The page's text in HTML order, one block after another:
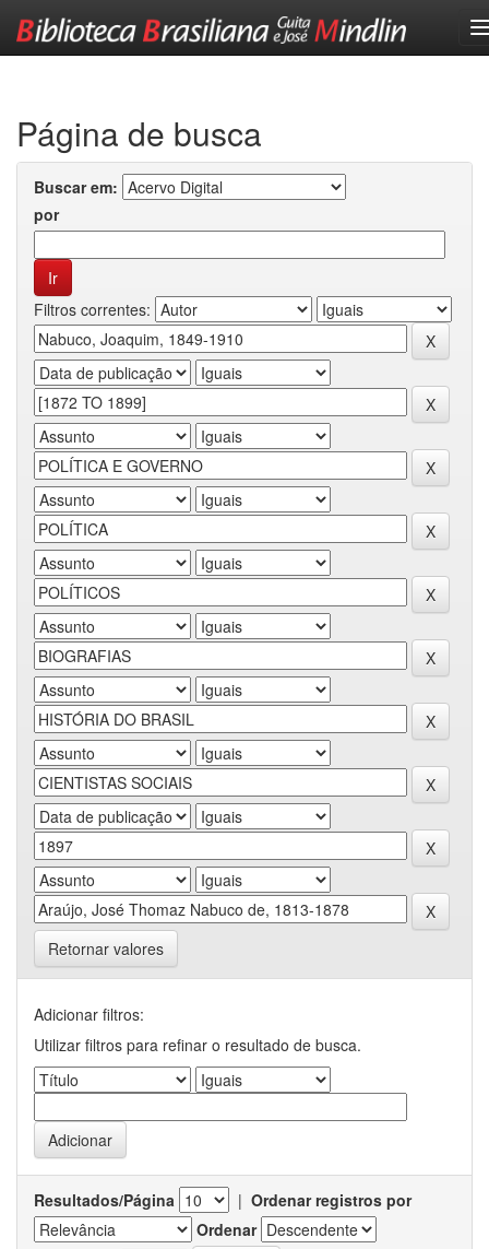
Página de busca
Buscar em:
por
Filtros correntes:
Retornar valores
Adicionar filtros:
Utilizar filtros para refinar o resultado de busca.
Resultados/Página | Ordenar registros por
Ordenar